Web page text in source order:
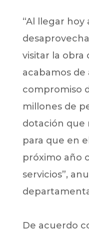
“Al llegar hoy
visitar la obra
acabamos
compromiso
millones de
dotación que
para que en
próximo año
servicios”,
De acuerdo